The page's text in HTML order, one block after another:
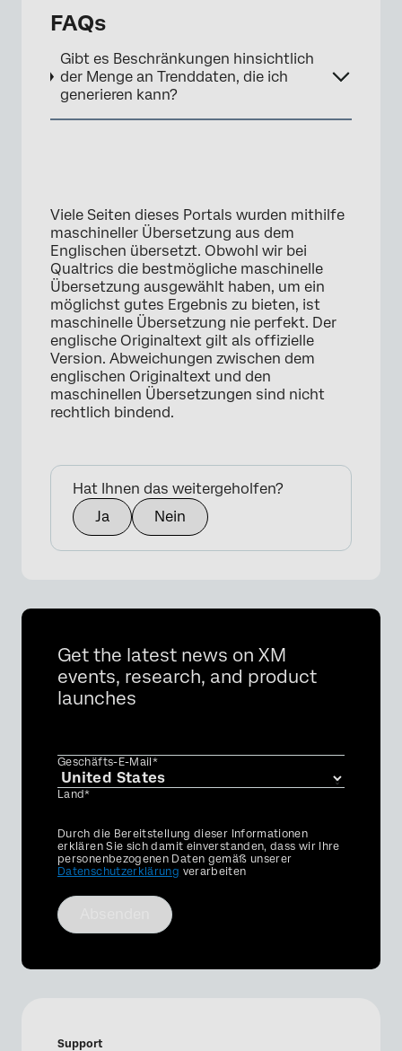
×
×
FAQs
Gibt es Beschränkungen hinsichtlich
der Menge an Trenddaten, die ich
generieren kann?
Viele Seiten dieses Portals wurden mithilfe
maschineller Übersetzung aus dem
Englischen übersetzt. Obwohl wir bei
Qualtrics die bestmögliche maschinelle
Übersetzung ausgewählt haben, um ein
möglichst gutes Ergebnis zu bieten, ist
maschinelle Übersetzung nie perfekt. Der
englische Originaltext gilt als offizielle
Version. Abweichungen zwischen dem
englischen Originaltext und den
maschinellen Übersetzungen sind nicht
rechtlich bindend.
Hat Ihnen das weitergeholfen?
Ja
Nein
Get the latest news on XM
events, research, and product
launches
Geschäfts-E-Mail*
Land*
Privacy
Optin
Durch die Bereitstellung dieser Informationen
erklären Sie sich damit einverstanden, dass wir Ihre
personenbezogenen Daten gemäß unserer
Datenschutzerklärung verarbeiten
Support